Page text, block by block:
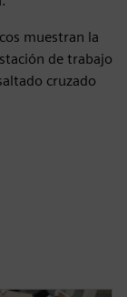
muestran la
de trabajo
cruzado